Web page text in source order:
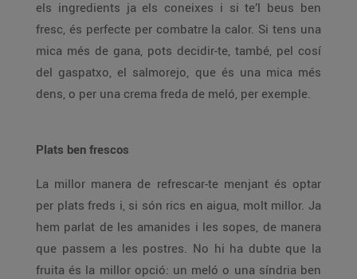
els ingredients ja els coneixes i si te’l beus ben
fresc, és perfecte per combatre la calor. Si tens una
mica més de gana, pots decidir-te, també, pel cosí
del gaspatxo, el salmorejo, que és una mica més
dens, o per una crema freda de meló, per exemple.
Plats ben frescos
La millor manera de refrescar-te menjant és optar
per plats freds i, si són rics en aigua, molt millor. Ja
hem parlat de les amanides i les sopes, de manera
que passem a les postres. No hi ha dubte que la
fruita és la millor opció: un meló o una síndria ben